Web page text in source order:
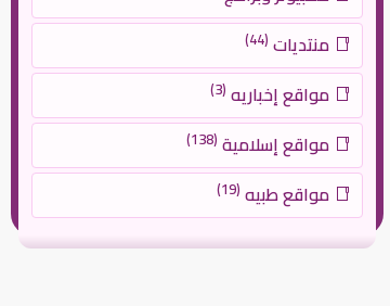
منتديات (44)
مواقع إخباريه (3)
مواقع إسلامية (138)
مواقع طبيه (19)